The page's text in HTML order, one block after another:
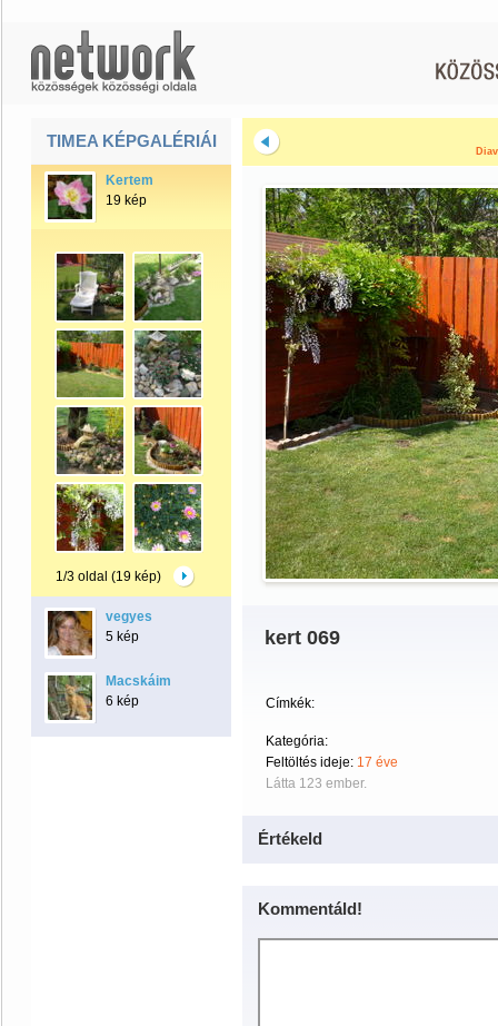
TIMEA KÉPGALÉRIÁI
Kertem
19 kép
1/3 oldal (19 kép)
vegyes
5 kép
Macskáim
6 kép
kert 069
Címkék:
Kategória:
Feltöltés ideje: 17 éve
Látta 123 ember.
Értékeld
Kommentáld!